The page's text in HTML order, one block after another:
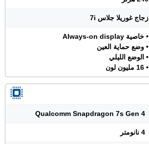
زجاج غوريلا جلاس 7i
• خاصية Always-on display
• وضع حماية العين
• الوضع الليلي
• 16 مليون لون
Qualcomm Snapdragon 7s Gen 4
4 نانومتر